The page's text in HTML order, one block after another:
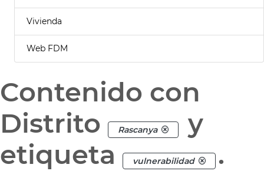
Vivienda
Web FDM
Contenido con
Distrito
Rascanya
y
etiqueta
vulnerabilidad .